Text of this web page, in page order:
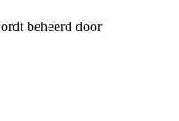
beheerd door